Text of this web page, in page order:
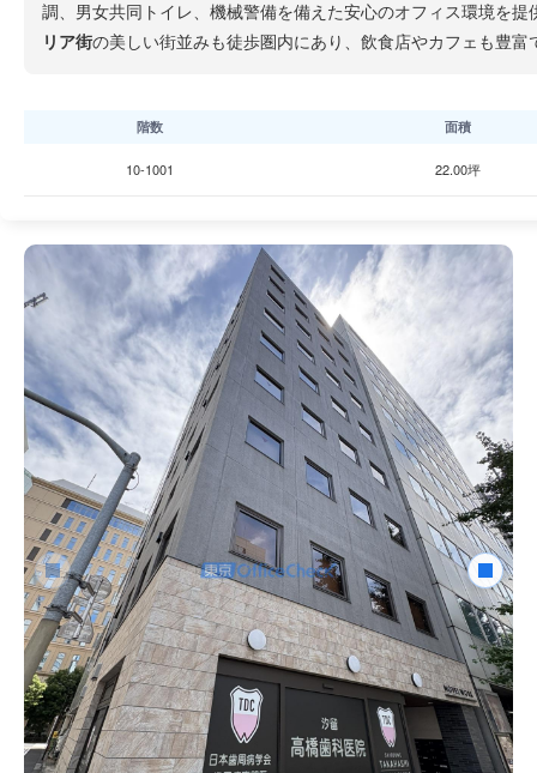
調、男女共同トイレ、機械警備を備えた安心のオフィス環境を
リア街の美しい街並みも徒歩圏内にあり、飲食店やカフェも豊富
階数 面積
10-1001 22.00坪